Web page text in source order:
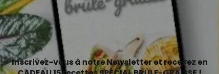
Inscrivez-vous à notre Newsletter et recevez en